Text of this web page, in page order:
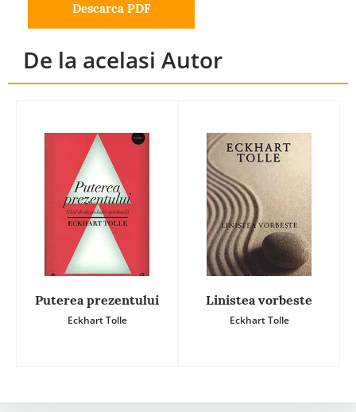
Descarca PDF
De la acelasi Autor
Puterea prezentului
Eckhart Tolle
Linistea vorbeste
Eckhart Tolle